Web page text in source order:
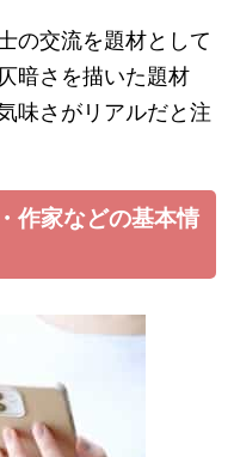
の交流を題材として
暗さを描いた題材
味さがリアルだと注
作家などの基本情